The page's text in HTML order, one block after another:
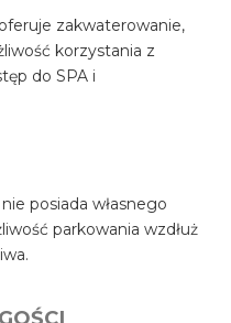
zakwaterowanie,
korzystania z
do SPA i
posiada własnego
parkowania wzdłuż